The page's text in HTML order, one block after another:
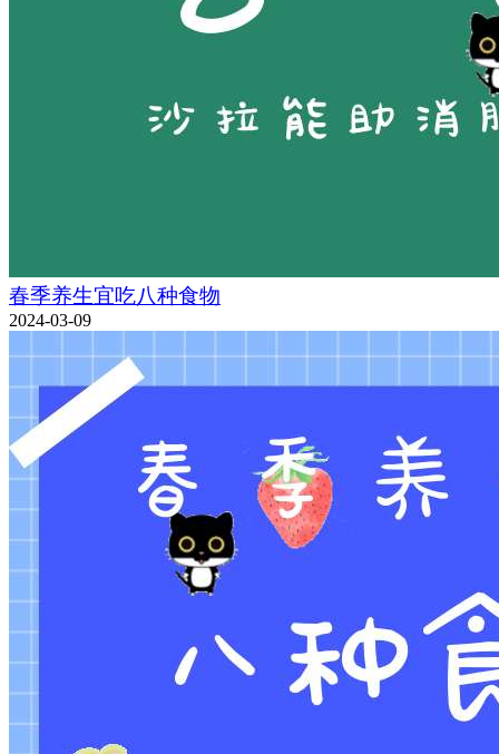
春季养生宜吃八种食物
2024-03-09